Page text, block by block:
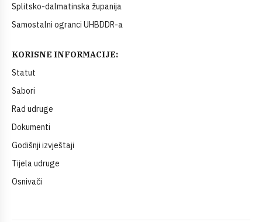
Splitsko-dalmatinska županija
Samostalni ogranci UHBDDR-a
KORISNE INFORMACIJE:
Statut
Sabori
Rad udruge
Dokumenti
Godišnji izvještaji
Tijela udruge
Osnivači